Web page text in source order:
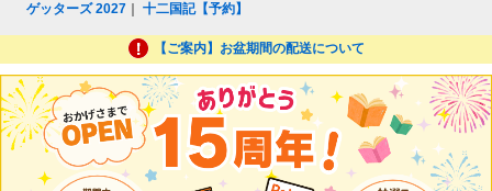
ゲッターズ 2027 ｜十二国記【予約】
【ご案内】お盆期間の配送について